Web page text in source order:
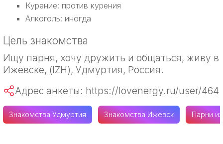
Курение: против курения
Алкоголь: иногда
Цель знакомства
Ищу парня, хочу дружить и общаться, живу в
Ижевске, (IZH), Удмуртия, Россия.
Адрес анкеты: https://lovenergy.ru/user/464
Знакомства Удмуртия Знакомства Ижевск Парни